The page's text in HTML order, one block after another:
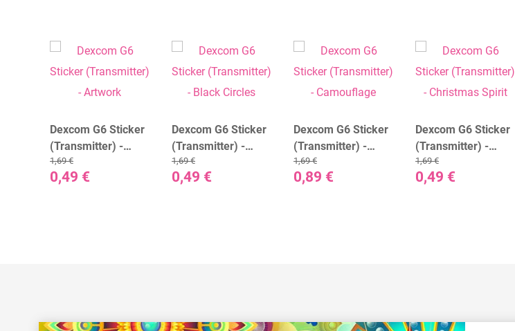
Dexcom G6 Sticker
(Transmitter) -
Artwork
0,49 €
1,69 €
Dexcom G6 Sticker
(Transmitter) -
Black Circles
0,49 €
1,69 €
Dexcom G6 Sticker
(Transmitter) -
Camouflage
0,89 €
1,69 €
Dexcom G6 Sticker
(Transmitter) -
Christmas Spirit
0,49 €
1,69 €